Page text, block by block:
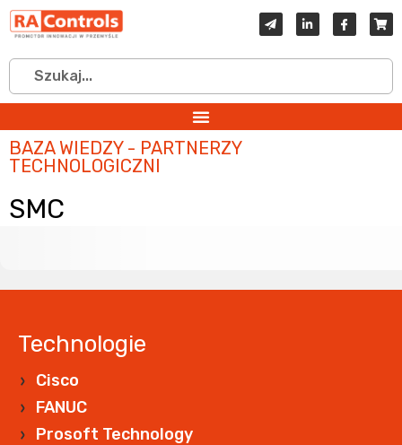
BAZA WIEDZY - PARTNERZY
TECHNOLOGICZNI
SMC
Technologie
Cisco
FANUC
Prosoft Technology